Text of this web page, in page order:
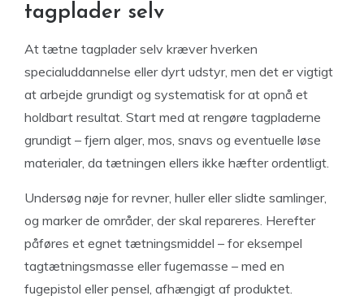
tagplader selv
At tætne tagplader selv kræver hverken
specialuddannelse eller dyrt udstyr, men det er vigtigt
at arbejde grundigt og systematisk for at opnå et
holdbart resultat. Start med at rengøre tagpladerne
grundigt – fjern alger, mos, snavs og eventuelle løse
materialer, da tætningen ellers ikke hæfter ordentligt.
Undersøg nøje for revner, huller eller slidte samlinger,
og marker de områder, der skal repareres. Herefter
påføres et egnet tætningsmiddel – for eksempel
tagtætningsmasse eller fugemasse – med en
fugepistol eller pensel, afhængigt af produktet.